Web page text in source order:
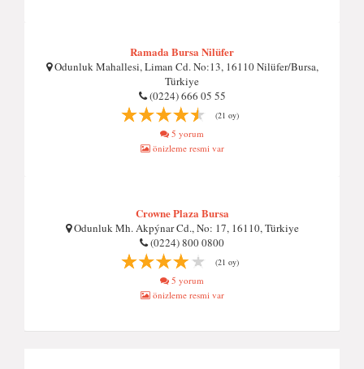
Ramada Bursa Nilüfer
Odunluk Mahallesi, Liman Cd. No:13, 16110 Nilüfer/Bursa,
Türkiye
(0224) 666 05 55
(21 oy)
5 yorum
önizleme resmi var
Crowne Plaza Bursa
Odunluk Mh. Akpýnar Cd., No: 17, 16110, Türkiye
(0224) 800 0800
(21 oy)
5 yorum
önizleme resmi var